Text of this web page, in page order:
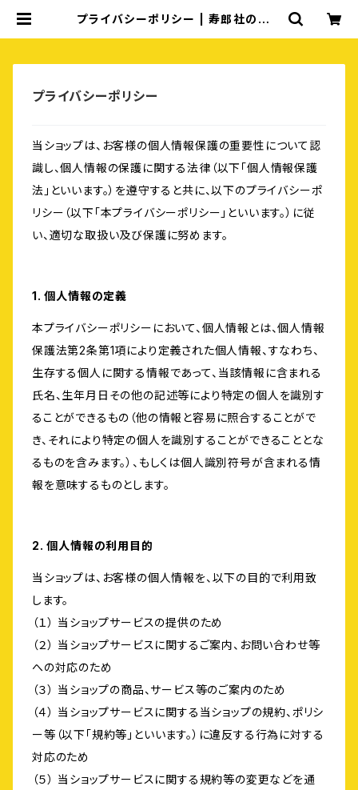
プライバシーポリシー | 寿郎社のネッ
プライバシーポリシー
当ショップは、お客様の個人情報保護の重要性について認
識し、個人情報の保護に関する法律（以下「個人情報保護
法」といいます。）を遵守すると共に、以下のプライバシーポ
リシー（以下「本プライバシーポリシー」といいます。）に従
い、適切な取扱い及び保護に努めます。
1. 個人情報の定義
本プライバシーポリシーにおいて、個人情報とは、個人情報
保護法第2条第1項により定義された個人情報、すなわち、
生存する個人に関する情報であって、当該情報に含まれる
氏名、生年月日その他の記述等により特定の個人を識別す
ることができるもの（他の情報と容易に照合することがで
き、それにより特定の個人を識別することができることとな
るものを含みます。）、もしくは個人識別符号が含まれる情
報を意味するものとします。
2. 個人情報の利用目的
当ショップは、お客様の個人情報を、以下の目的で利用致
します。
（１） 当ショップサービスの提供のため
（２） 当ショップサービスに関するご案内、お問い合わせ等
への対応のため
（３） 当ショップの商品、サービス等のご案内のため
（４） 当ショップサービスに関する当ショップの規約、ポリシ
ー等（以下「規約等」といいます。）に違反する行為に対する
対応のため
（５） 当ショップサービスに関する規約等の変更などを通